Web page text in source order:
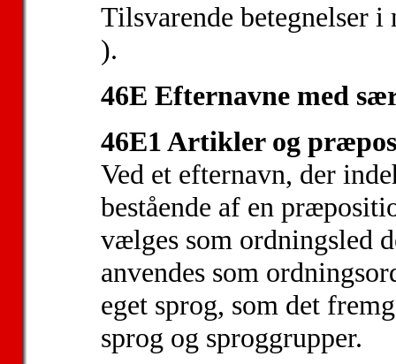
Tilsvarende betegnelser i
).
46E Efternavne med
46E1 Artikler og
Ved et efternavn, der
bestående af en
vælges som ordningsled
anvendes som
eget sprog, som det
sprog og sproggrupper.